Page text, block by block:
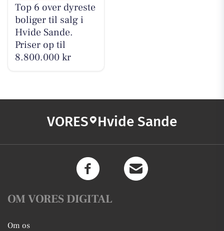
Top 6 over dyreste
boliger til salg i
Hvide Sande.
Priser op til
8.800.000 kr
VORES Hvide Sande
OM VORES DIGITAL
Om os